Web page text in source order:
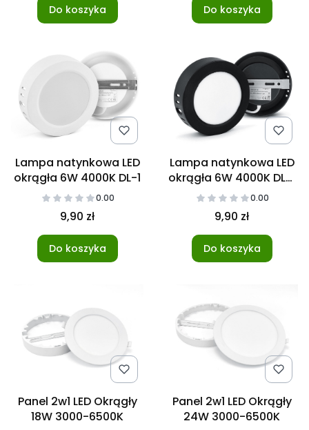
Do koszyka Do koszyka
Lampa natynkowa LED
okrągła 6W 4000K DL-1
0.00
9,90 zł
Do koszyka
Lampa natynkowa LED
okrągła 6W 4000K DL-1
czarna0.00
9,90 zł
Do koszyka
Panel 2w1 LED Okrągły
18W 3000-6500K
Panel 2w1 LED Okrągły
24W 3000-6500K